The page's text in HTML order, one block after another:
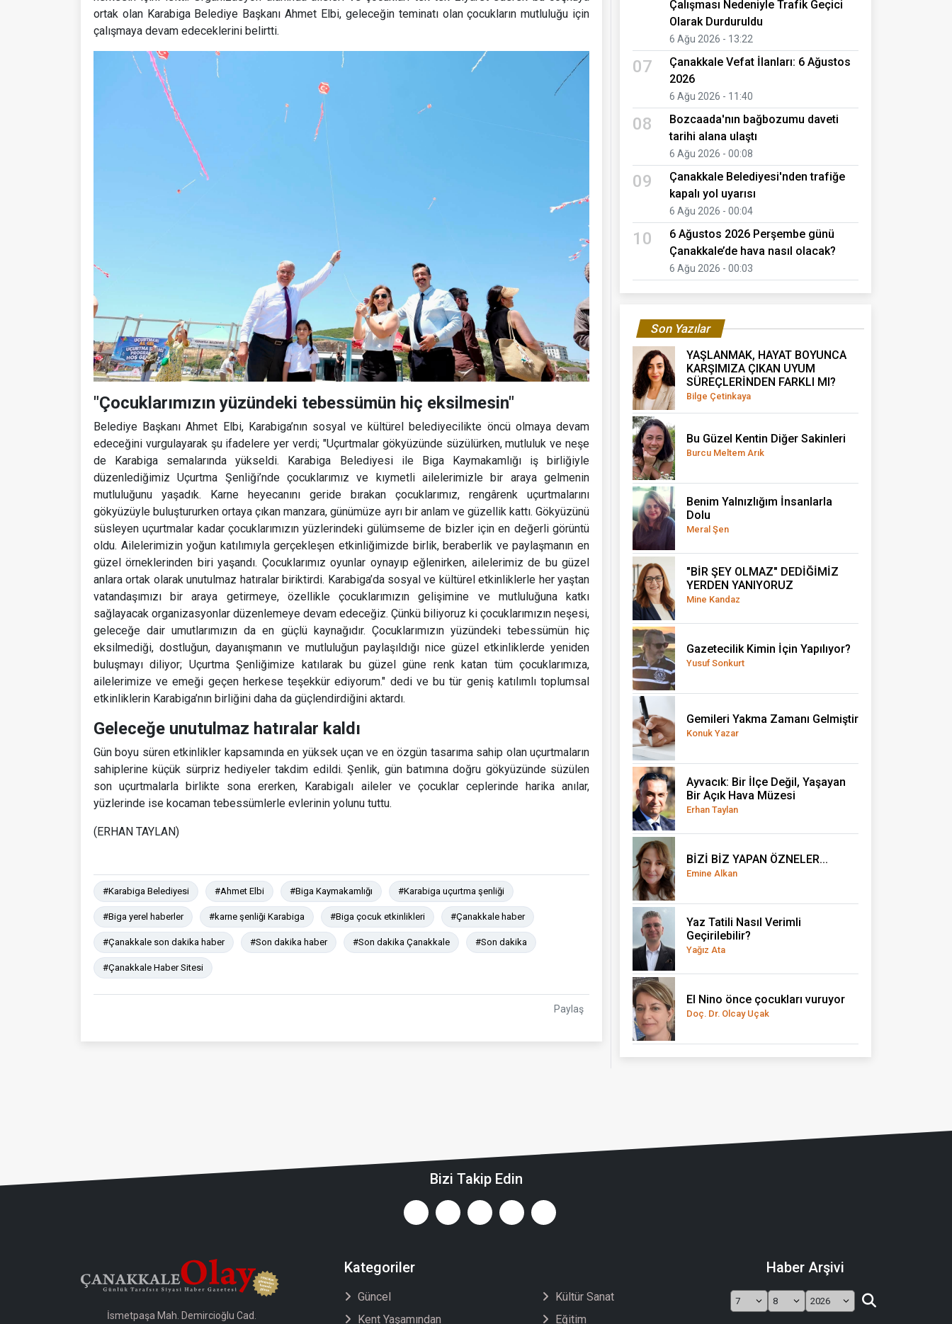
ortak olan Karabiga Belediye Başkanı Ahmet Elbi, geleceğin teminatı olan çocukların mutluluğu için
çalışmaya devam edeceklerini belirtti.
"Çocuklarımızın yüzündeki tebessümün hiç eksilmesin"
Belediye Başkanı Ahmet Elbi, Karabiga’nın sosyal ve kültürel belediyecilikte öncü olmaya devam
edeceğini vurgulayarak şu ifadelere yer verdi; "Uçurtmalar gökyüzünde süzülürken, mutluluk ve neşe
de Karabiga semalarında yükseldi. Karabiga Belediyesi ile Biga Kaymakamlığı iş birliğiyle
düzenlediğimiz Uçurtma Şenliği’nde çocuklarımız ve kıymetli ailelerimizle bir araya gelmenin
mutluluğunu yaşadık. Karne heyecanını geride bırakan çocuklarımız, rengârenk uçurtmalarını
gökyüzüyle buluştururken ortaya çıkan manzara, günümüze ayrı bir anlam ve güzellik kattı. Gökyüzünü
süsleyen uçurtmalar kadar çocuklarımızın yüzlerindeki gülümseme de bizler için en değerli görüntü
oldu. Ailelerimizin yoğun katılımıyla gerçekleşen etkinliğimizde birlik, beraberlik ve paylaşmanın en
güzel örneklerinden biri yaşandı. Çocuklarımız oyunlar oynayıp eğlenirken, ailelerimiz de bu güzel
anlara ortak olarak unutulmaz hatıralar biriktirdi. Karabiga’da sosyal ve kültürel etkinliklerle her yaştan
vatandaşımızı bir araya getirmeye, özellikle çocuklarımızın gelişimine ve mutluluğuna katkı
sağlayacak organizasyonlar düzenlemeye devam edeceğiz. Çünkü biliyoruz ki çocuklarımızın neşesi,
geleceğe dair umutlarımızın da en güçlü kaynağıdır. Çocuklarımızın yüzündeki tebessümün hiç
eksilmediği, dostluğun, dayanışmanın ve mutluluğun paylaşıldığı nice güzel etkinliklerde yeniden
buluşmayı diliyor; Uçurtma Şenliğimize katılarak bu güzel güne renk katan tüm çocuklarımıza,
ailelerimize ve emeği geçen herkese teşekkür ediyorum." dedi ve bu tür geniş katılımlı toplumsal
etkinliklerin Karabiga’nın birliğini daha da güçlendirdiğini aktardı.
Geleceğe unutulmaz hatıralar kaldı
Gün boyu süren etkinlikler kapsamında en yüksek uçan ve en özgün tasarıma sahip olan uçurtmaların
sahiplerine küçük sürpriz hediyeler takdim edildi. Şenlik, gün batımına doğru gökyüzünde süzülen
son uçurtmalarla birlikte sona ererken, Karabigalı aileler ve çocuklar ceplerinde harika anılar,
yüzlerinde ise kocaman tebessümlerle evlerinin yolunu tuttu.
(ERHAN TAYLAN)
#Karabiga Belediyesi #Ahmet Elbi #Biga Kaymakamlığı #Karabiga uçurtma şenliği
#Biga yerel haberler #karne şenliği Karabiga #Biga çocuk etkinlikleri #Çanakkale haber
#Çanakkale son dakika haber #Son dakika haber #Son dakika Çanakkale #Son dakika
#Çanakkale Haber Sitesi
Paylaş
Çalışması Nedeniyle Trafik Geçici
Olarak Durduruldu
6 Ağu 2026 - 13:22
07
Çanakkale Vefat İlanları: 6 Ağustos
2026
6 Ağu 2026 - 11:40
08
Bozcaada'nın bağbozumu daveti
tarihi alana ulaştı
6 Ağu 2026 - 00:08
09
Çanakkale Belediyesi'nden trafiğe
kapalı yol uyarısı
6 Ağu 2026 - 00:04
10
6 Ağustos 2026 Perşembe günü
Çanakkale’de hava nasıl olacak?
6 Ağu 2026 - 00:03
Son Yazılar
YAŞLANMAK, HAYAT BOYUNCA
KARŞIMIZA ÇIKAN UYUM
SÜREÇLERİNDEN FARKLI MI?
Bilge Çetinkaya
Bu Güzel Kentin Diğer Sakinleri
Burcu Meltem Arık
Benim Yalnızlığım İnsanlarla
Dolu
Meral Şen
"BİR ŞEY OLMAZ" DEDİĞİMİZ
YERDEN YANIYORUZ
Mine Kandaz
Gazetecilik Kimin İçin Yapılıyor?
Yusuf Sonkurt
Gemileri Yakma Zamanı Gelmiştir
Konuk Yazar
Ayvacık: Bir İlçe Değil, Yaşayan
Bir Açık Hava Müzesi
Erhan Taylan
BİZİ BİZ YAPAN ÖZNELER...
Emine Alkan
Yaz Tatili Nasıl Verimli
Geçirilebilir?
Yağız Ata
El Nino önce çocukları vuruyor
Doç. Dr. Olcay Uçak
Bizi Takip Edin
İsmetpaşa Mah. Demircioğlu Cad.
Kategoriler
Güncel
Kent Yaşamından
Kültür Sanat
Eğitim
Haber Arşivi